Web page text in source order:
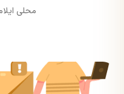
محلی